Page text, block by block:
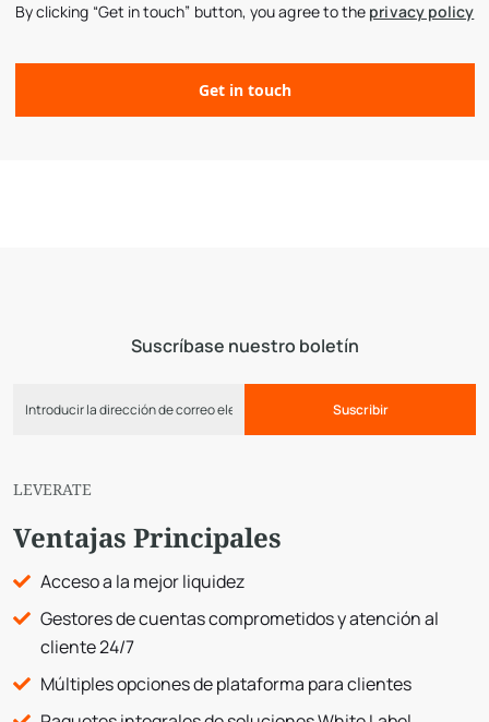
By clicking “Get in touch” button, you agree to the privacy policy
Suscríbase nuestro boletín
Suscribir
LEVERATE
Ventajas Principales
Acceso a la mejor liquidez
Gestores de cuentas comprometidos y atención al
cliente 24/7
Múltiples opciones de plataforma para clientes